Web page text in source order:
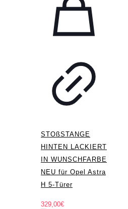
STOßSTANGE
HINTEN LACKIERT
IN WUNSCHFARBE
NEU für Opel Astra
H 5-Türer
329,00€